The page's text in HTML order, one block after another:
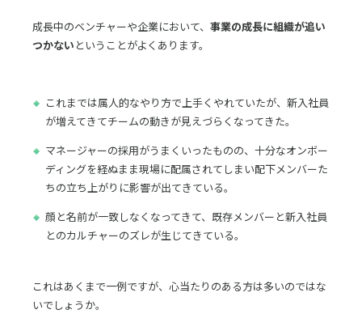
成長中のベンチャーや企業において、 事業の成長に組織が追い
つかない ということがよくあります。
これまでは属人的なやり方で上手くやれていたが、新入社員
が増えてきてチームの動きが見えづらくなってきた。
マネージャーの採用がうまくいったものの、十分なオンボー
ディングを経ぬまま現場に配属されてしまい配下メンバーた
ちの立ち上がりに影響が出てきている。
顔と名前が一致しなくなってきて、既存メンバーと新入社員
とのカルチャーのズレが生じてきている。
これはあくまで一例ですが、心当たりのある方は多いのではな
いでしょうか。